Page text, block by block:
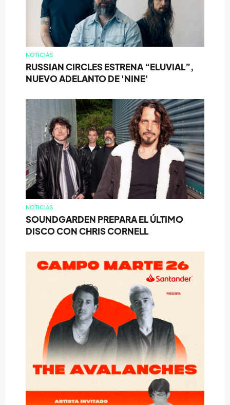
NOTICIAS
RUSSIAN CIRCLES ESTRENA “ELUVIAL”,
NUEVO ADELANTO DE 'NINE'
NOTICIAS
SOUNDGARDEN PREPARA EL ÚLTIMO
DISCO CON CHRIS CORNELL